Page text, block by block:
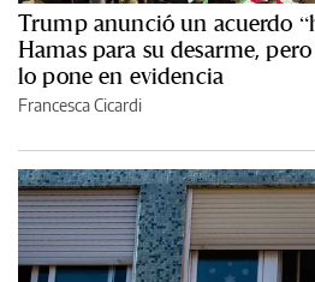
Trump anunció un acuerdo
Hamas para su desarme,
lo pone en evidencia
Francesca Cicardi